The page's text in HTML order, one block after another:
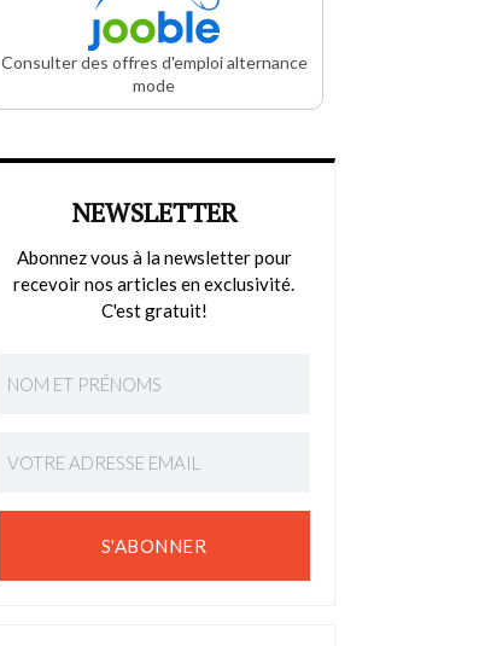
Consulter des offres d'emploi alternance
mode
NEWSLETTER
Abonnez vous à la newsletter pour
recevoir nos articles en exclusivité.
C'est gratuit!
S'ABONNER